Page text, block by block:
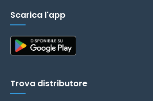
Scarica l'app
Trova distributore